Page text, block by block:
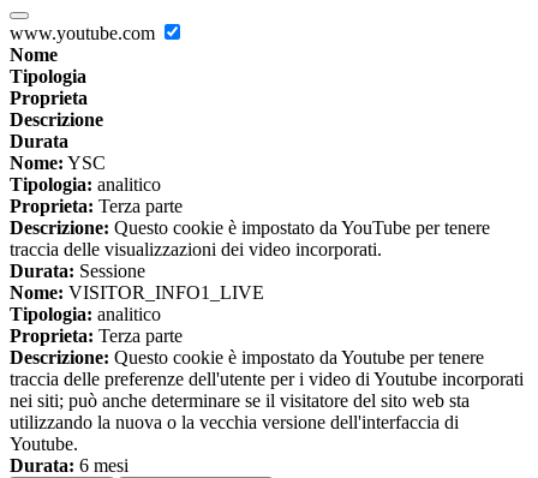
www.youtube.com
Nome
Tipologia
Proprieta
Descrizione
Durata
Nome: YSC
Tipologia: analitico
Proprieta: Terza parte
Descrizione: Questo cookie è impostato da YouTube per tenere
traccia delle visualizzazioni dei video incorporati.
Durata: Sessione
Nome: VISITOR_INFO1_LIVE
Tipologia: analitico
Proprieta: Terza parte
Descrizione: Questo cookie è impostato da Youtube per tenere
traccia delle preferenze dell'utente per i video di Youtube incorporati
nei siti; può anche determinare se il visitatore del sito web sta
utilizzando la nuova o la vecchia versione dell'interfaccia di
Youtube.
Durata: 6 mesi